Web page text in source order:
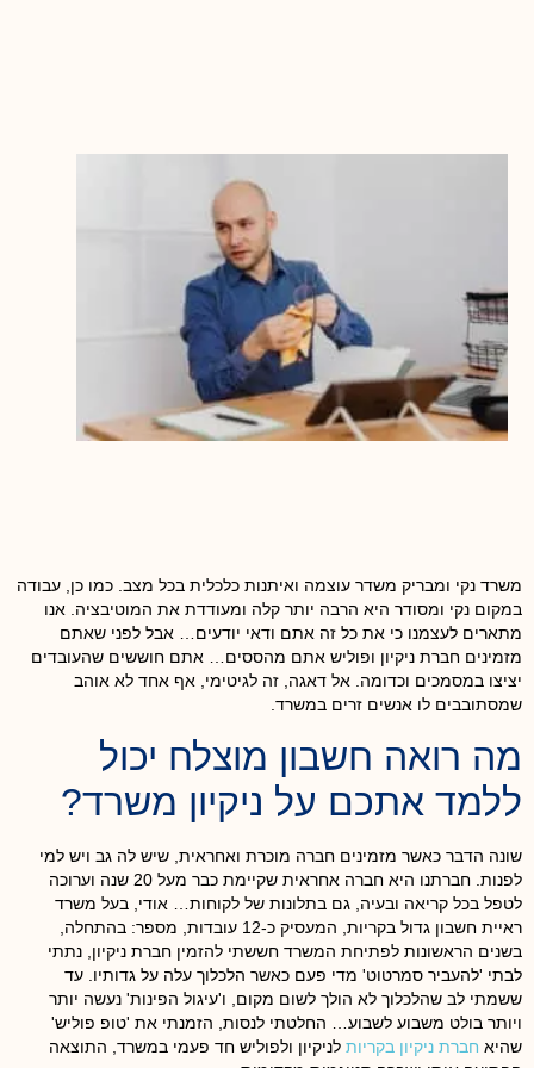
משרד נקי ומבריק משדר עוצמה ואיתנות כלכלית בכל מצב. כמו כן, עבודה
במקום נקי ומסודר היא הרבה יותר קלה ומעודדת את המוטיבציה. אנו
מתארים לעצמנו כי את כל זה אתם ודאי יודעים… אבל לפני שאתם
מזמינים חברת ניקיון ופוליש אתם מהססים… אתם חוששים שהעובדים
יציצו במסמכים וכדומה. אל דאגה, זה לגיטימי, אף אחד לא אוהב
שמסתובבים לו אנשים זרים במשרד.
מה רואה חשבון מוצלח יכול
ללמד אתכם על ניקיון משרד?
שונה הדבר כאשר מזמינים חברה מוכרת ואחראית, שיש לה גב ויש למי
לפנות. חברתנו היא חברה אחראית שקיימת כבר מעל 20 שנה וערוכה
לטפל בכל קריאה ובעיה, גם בתלונות של לקוחות… אודי, בעל משרד
ראיית חשבון גדול בקריות, המעסיק כ-12 עובדות, מספר: בהתחלה,
בשנים הראשונות לפתיחת המשרד חששתי להזמין חברת ניקיון, נתתי
לבתי 'להעביר סמרטוט' מדי פעם כאשר הלכלוך עלה על גדותיו. עד
ששמתי לב שהלכלוך לא הולך לשום מקום, ו'עיגול הפינות' נעשה יותר
ויותר בולט משבוע לשבוע… החלטתי לנסות, הזמנתי את 'טופ פוליש'
שהיא חברת ניקיון בקריות לניקיון ולפוליש חד פעמי במשרד, התוצאה